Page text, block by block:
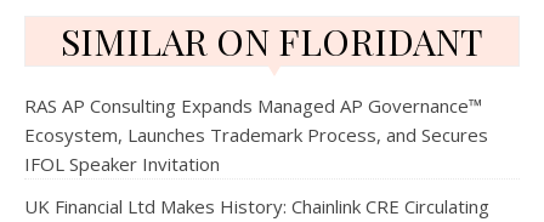
SIMILAR ON FLORIDANT
RAS AP Consulting Expands Managed AP Governance™
Ecosystem, Launches Trademark Process, and Secures
IFOL Speaker Invitation
UK Financial Ltd Makes History: Chainlink CRE Circulating